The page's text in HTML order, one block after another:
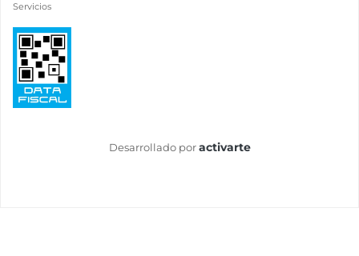
Servicios
Desarrollado por activarte